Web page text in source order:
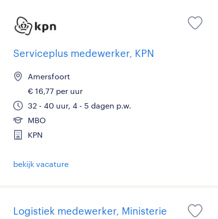
Serviceplus medewerker, KPN
Amersfoort
€ 16,77 per uur
32 - 40 uur, 4 - 5 dagen p.w.
MBO
KPN
bekijk vacature
Logistiek medewerker, Ministerie